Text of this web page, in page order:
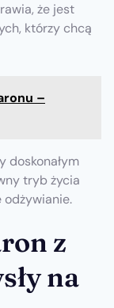
że jest
którzy chcą
–
doskonałym
tryb życia
odżywianie.
z
na